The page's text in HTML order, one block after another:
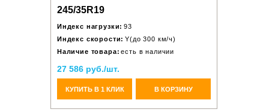
245/35R19
Индекс нагрузки: 93
Индекс скорости: Y(до 300 км/ч)
Наличие товара: есть в наличии
27 586 руб./шт.
КУПИТЬ В 1 КЛИК В КОРЗИНУ